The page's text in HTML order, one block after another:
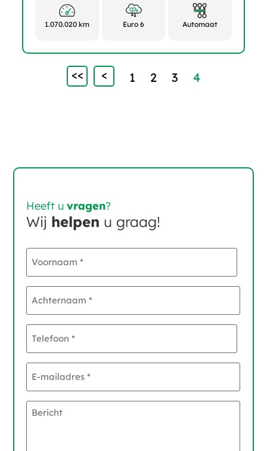
1.070.020 km Euro 6 Automaat
<< < 1 2 3 4
Heeft uvragen?
Wij helpen u graag!
Voornaam
Achternaam
Telefoon
E-
mailadres
Bericht